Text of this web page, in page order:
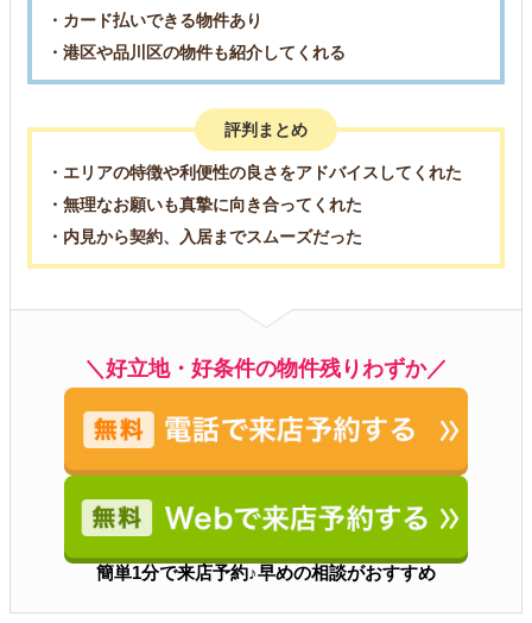
・カード払いできる物件あり
・港区や品川区の物件も紹介してくれる
評判まとめ
・エリアの特徴や利便性の良さをアドバイスしてくれた
・無理なお願いも真摯に向き合ってくれた
・内見から契約、入居までスムーズだった
＼好立地・好条件の物件残りわずか／
簡単1分で来店予約♪早めの相談がおすすめ